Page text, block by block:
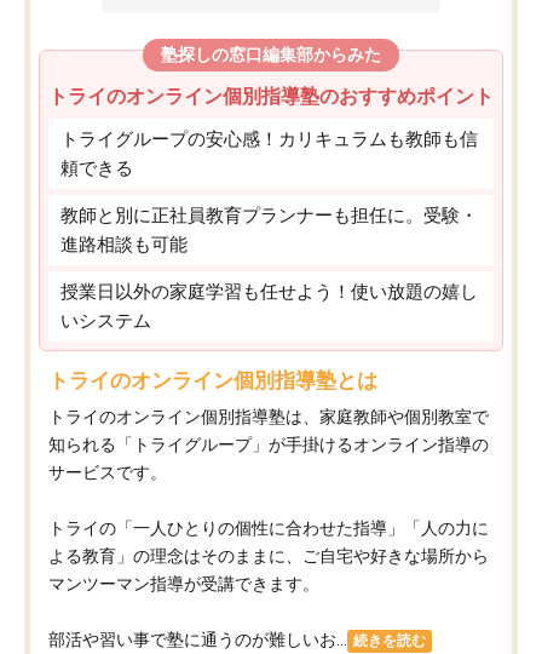
塾探しの窓口編集部からみた
トライのオンライン個別指導塾のおすすめポイント
トライグループの安心感！カリキュラムも教師も信
頼できる
教師と別に正社員教育プランナーも担任に。受験・
進路相談も可能
授業日以外の家庭学習も任せよう！使い放題の嬉し
いシステム
トライのオンライン個別指導塾とは
トライのオンライン個別指導塾は、家庭教師や個別教室で
知られる「トライグループ」が手掛けるオンライン指導の
サービスです。
トライの「一人ひとりの個性に合わせた指導」「人の力に
よる教育」の理念はそのままに、ご自宅や好きな場所から
マンツーマン指導が受講できます。
部活や習い事で塾に通うのが難しいお... 続きを読む